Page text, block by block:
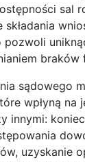
sal
braków
sądowego
wpłyną na
innymi:
uzyskanie